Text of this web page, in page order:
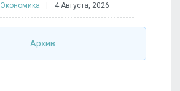
Экономика 4 Августа, 2026
Архив